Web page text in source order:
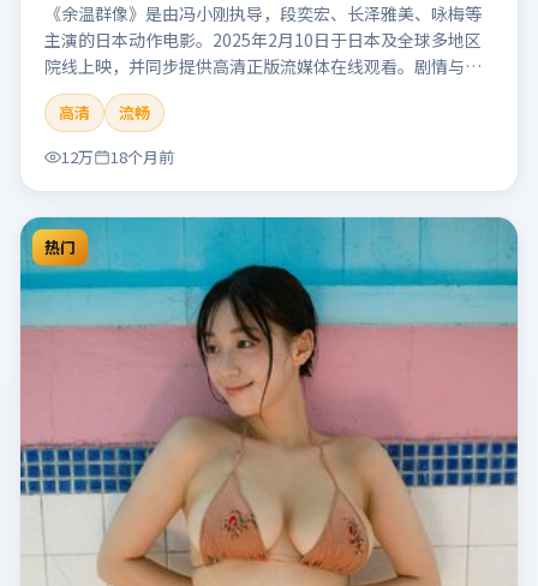
《余温群像》是由冯小刚执导，段奕宏、长泽雅美、咏梅等
主演的日本动作电影。2025年2月10日于日本及全球多地区
院线上映，并同步提供高清正版流媒体在线观看。剧情与看
点：动作场面密集，节奏明快，适合喜欢热血追缉与爆破场
面的观众。本片适合检索「余温群像」「冯小刚」「动作」
「日本」「2025」「2025-02-10上映」等关键词的影迷阅读
简介与主创信息。
高清
流畅
12万
18个月前
热门